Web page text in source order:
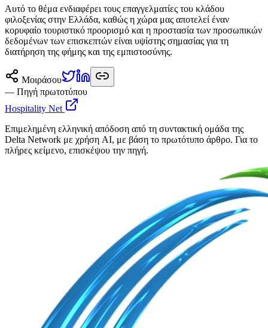
Αυτό το θέμα ενδιαφέρει τους επαγγελματίες του κλάδου
φιλοξενίας στην Ελλάδα, καθώς η χώρα μας αποτελεί έναν
κορυφαίο τουριστικό προορισμό και η προστασία των προσωπικών
δεδομένων των επισκεπτών είναι υψίστης σημασίας για τη
διατήρηση της φήμης και της εμπιστοσύνης.
Μοιράσου
— Πηγή πρωτοτύπου
Hospitality Net
Επιμελημένη ελληνική απόδοση από τη συντακτική ομάδα της
Delta Network με χρήση AI, με βάση το πρωτότυπο άρθρο. Για το
πλήρες κείμενο, επισκέψου την πηγή.